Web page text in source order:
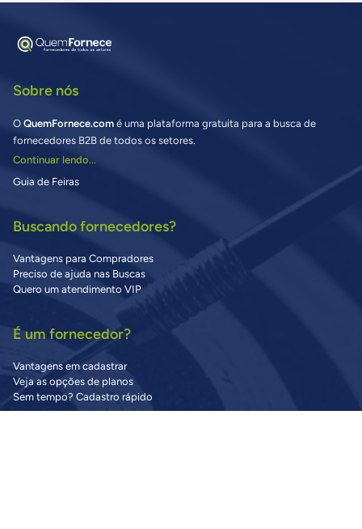
Sobre nós
O QuemFornece.com é uma plataforma gratuita para a busca de
fornecedores B2B de todos os setores.
Continuar lendo...
Guia de Feiras
Buscando fornecedores?
Vantagens para Compradores
Preciso de ajuda nas Buscas
Quero um atendimento VIP
É um fornecedor?
Vantagens em cadastrar
Veja as opções de planos
Sem tempo? Cadastro rápido